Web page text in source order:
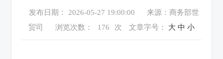
发布日期： 2026-05-27 19:00:00
来源：商务部世
贸司
浏览次数： 176 次 文章字号： 大 中 小